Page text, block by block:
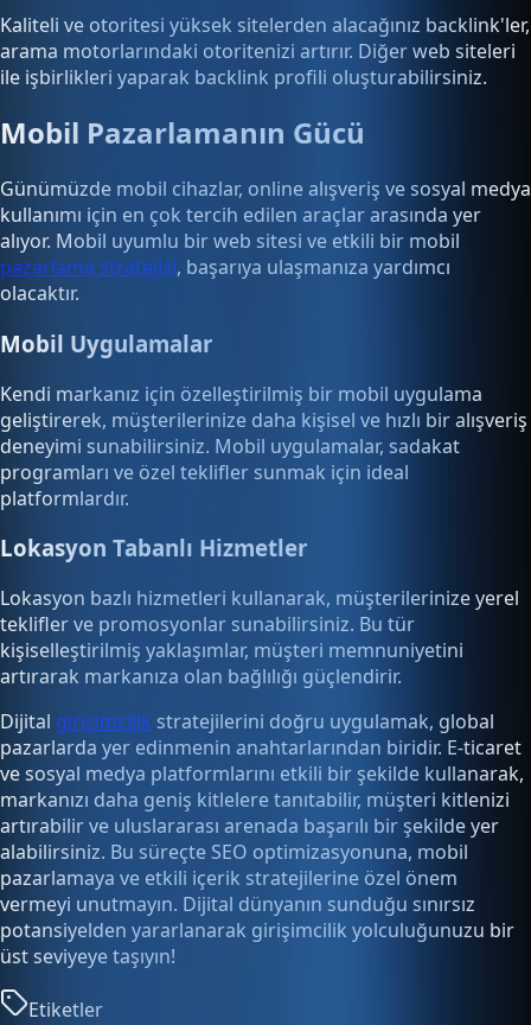
Kaliteli ve otoritesi yüksek sitelerden alacağınız backlink'ler,
arama motorlarındaki otoritenizi artırır. Diğer web siteleri
ile işbirlikleri yaparak backlink profili oluşturabilirsiniz.
Mobil Pazarlamanın Gücü
Günümüzde mobil cihazlar, online alışveriş ve sosyal medya
kullanımı için en çok tercih edilen araçlar arasında yer
alıyor. Mobil uyumlu bir web sitesi ve etkili bir mobil
pazarlama stratejisi, başarıya ulaşmanıza yardımcı
olacaktır.
Mobil Uygulamalar
Kendi markanız için özelleştirilmiş bir mobil uygulama
geliştirerek, müşterilerinize daha kişisel ve hızlı bir alışveriş
deneyimi sunabilirsiniz. Mobil uygulamalar, sadakat
programları ve özel teklifler sunmak için ideal
platformlardır.
Lokasyon Tabanlı Hizmetler
Lokasyon bazlı hizmetleri kullanarak, müşterilerinize yerel
teklifler ve promosyonlar sunabilirsiniz. Bu tür
kişiselleştirilmiş yaklaşımlar, müşteri memnuniyetini
artırarak markanıza olan bağlılığı güçlendirir.
Dijital girişimcilik stratejilerini doğru uygulamak, global
pazarlarda yer edinmenin anahtarlarından biridir. E-ticaret
ve sosyal medya platformlarını etkili bir şekilde kullanarak,
markanızı daha geniş kitlelere tanıtabilir, müşteri kitlenizi
artırabilir ve uluslararası arenada başarılı bir şekilde yer
alabilirsiniz. Bu süreçte SEO optimizasyonuna, mobil
pazarlamaya ve etkili içerik stratejilerine özel önem
vermeyi unutmayın. Dijital dünyanın sunduğu sınırsız
potansiyelden yararlanarak girişimcilik yolculuğunuzu bir
üst seviyeye taşıyın!
Etiketler